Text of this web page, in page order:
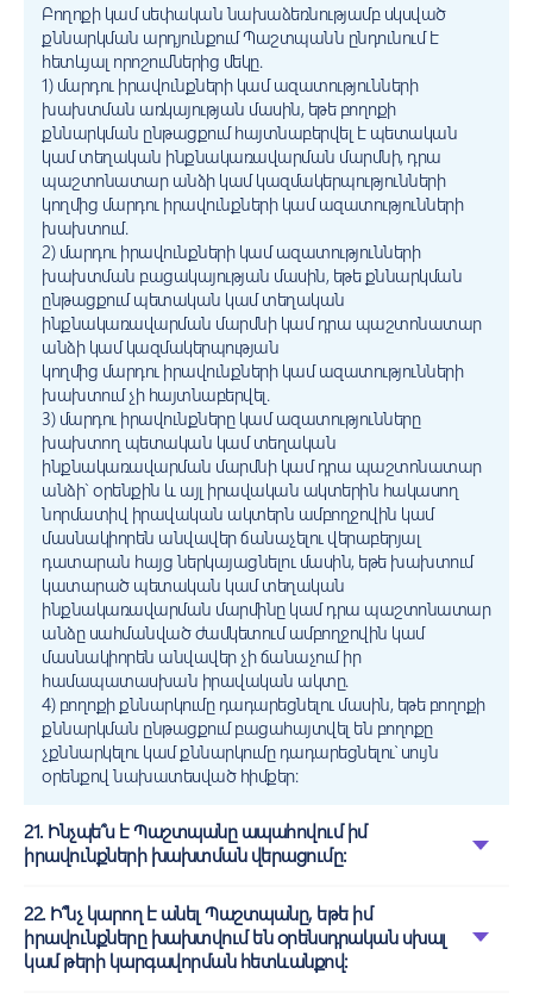
Բողոքի կամ սեփական նախաձեռնությամբ սկսված
քննարկման արդյունքում Պաշտպանն ընդունում է
հետևյալ որոշումներից մեկը.
1) մարդու իրավունքների կամ ազատությունների
խախտման առկայության մասին, եթե բողոքի
քննարկման ընթացքում հայտնաբերվել է պետական
կամ տեղական ինքնակառավարման մարմնի, դրա
պաշտոնատար անձի կամ կազմակերպությունների
կողմից մարդու իրավունքների կամ ազատությունների
խախտում.
2) մարդու իրավունքների կամ ազատությունների
խախտման բացակայության մասին, եթե քննարկման
ընթացքում պետական կամ տեղական
ինքնակառավարման մարմնի կամ դրա պաշտոնատար
անձի կամ կազմակերպության
կողմից մարդու իրավունքների կամ ազատությունների
խախտում չի հայտնաբերվել.
3) մարդու իրավունքները կամ ազատությունները
խախտող պետական կամ տեղական
ինքնակառավարման մարմնի կամ դրա պաշտոնատար
անձի` օրենքին և այլ իրավական ակտերին հակասող
նորմատիվ իրավական ակտերն ամբողջովին կամ
մասնակիորեն անվավեր ճանաչելու վերաբերյալ
դատարան հայց ներկայացնելու մասին, եթե խախտում
կատարած պետական կամ տեղական
ինքնակառավարման մարմինը կամ դրա պաշտոնատար
անձը սահմանված ժամկետում ամբողջովին կամ
մասնակիորեն անվավեր չի ճանաչում իր
համապատասխան իրավական ակտը.
4) բողոքի քննարկումը դադարեցնելու մասին, եթե բողոքի
քննարկման ընթացքում բացահայտվել են բողոքը
չքննարկելու կամ քննարկումը դադարեցնելու՝ սույն
օրենքով նախատեսված հիմքեր:
21. Ինչպե՞ս է Պաշտպանը ապահովում իմ
իրավունքների խախտման վերացումը:
22. Ի՞նչ կարող է անել Պաշտպանը, եթե իմ
իրավունքները խախտվում են օրենսդրական սխալ
կամ թերի կարգավորման հետևանքով: